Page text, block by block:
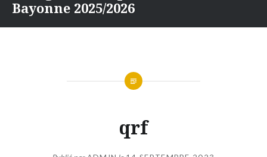
Bayonne 2025/2026
qrf